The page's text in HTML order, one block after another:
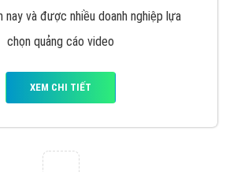
nay và được nhiều doanh nghiệp lựa
chọn quảng cáo video
XEM CHI TIẾT